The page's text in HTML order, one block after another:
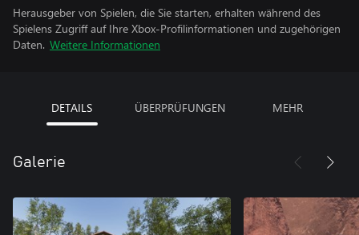
Herausgeber von Spielen, die Sie starten, erhalten während des
Spielens Zugriff auf Ihre Xbox-Profilinformationen und zugehörigen
Daten. Weitere Informationen
DETAILS ÜBERPRÜFUNGEN MEHR
Galerie